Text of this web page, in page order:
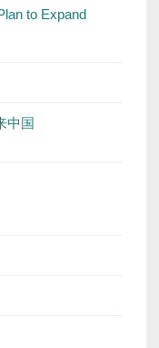
to Expand
中国